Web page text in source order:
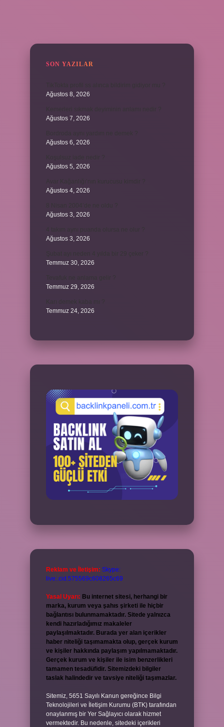
SON YAZILAR
Ağustos 8, 2026
Ağustos 7, 2026
Ağustos 6, 2026
Ağustos 5, 2026
Ağustos 4, 2026
Ağustos 3, 2026
Ağustos 3, 2026
Temmuz 30, 2026
Temmuz 29, 2026
Temmuz 24, 2026
Reklam ve İletişim: Skype:
live:.cid.575569c608265c69
Yasal Uyarı: Bu internet sitesi, herhangi bir
marka, kurum veya şahıs şirketi ile hiçbir
bağlantısı bulunmamaktadır. Sitede yalnızca
kendi hazırladığımız makaleler
paylaşılmaktadır. Burada yer alan içerikler
haber niteliği taşımamakta olup, gerçek kurum
ve kişiler hakkında paylaşım yapılmamaktadır.
Gerçek kurum ve kişiler ile isim benzerlikleri
tamamen tesadüfidir. Sitemizdeki bilgiler
taslak halindedir ve tavsiye niteliği taşımazlar.
Sitemiz, 5651 Sayılı Kanun gereğince Bilgi
Teknolojileri ve İletişim Kurumu (BTK) tarafından
onaylanmış bir Yer Sağlayıcı olarak hizmet
vermektedir. Bu nedenle, sitedeki içerikleri